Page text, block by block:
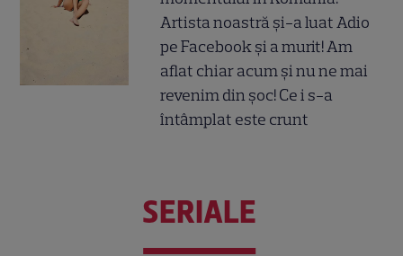
Artista noastră și-a luat Adio
pe Facebook și a murit! Am
aflat chiar acum și nu ne mai
revenim din șoc! Ce i s-a
întâmplat este crunt
SERIALE